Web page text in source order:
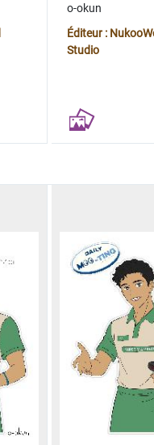
o-okun
Éditeur :
Studio